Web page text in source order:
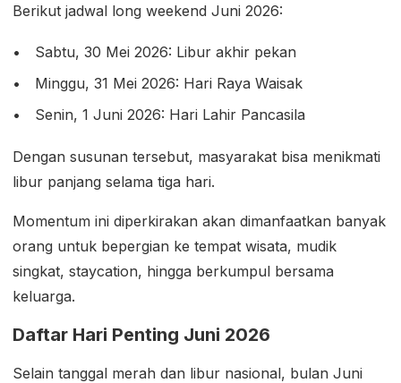
Berikut jadwal long weekend Juni 2026:
Sabtu, 30 Mei 2026: Libur akhir pekan
Minggu, 31 Mei 2026: Hari Raya Waisak
Senin, 1 Juni 2026: Hari Lahir Pancasila
Dengan susunan tersebut, masyarakat bisa menikmati
libur panjang selama tiga hari.
Momentum ini diperkirakan akan dimanfaatkan banyak
orang untuk bepergian ke tempat wisata, mudik
singkat, staycation, hingga berkumpul bersama
keluarga.
Daftar Hari Penting Juni 2026
Selain tanggal merah dan libur nasional, bulan Juni